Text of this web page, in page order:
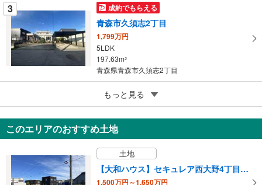
3 成約でもらえる
青森市久須志2丁目
1,799万円
5LDK
197.63m2
青森県青森市久須志2丁目
成約でもらえる
八戸市桜ケ丘4丁目
999万円
5DK
青森県八戸市桜ケ丘4丁目
もっと見る
このエリアのおすすめ土地
土地
【大和ハウス】セキュレア西大野4丁目 （建築条件付宅地分譲）
1,500万円～1,650万円